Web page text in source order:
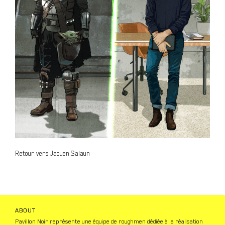
Retour vers Jaouen Salaun
ABOUT
Pavillon Noir représente une équipe de roughmen dédiée à la réalisation